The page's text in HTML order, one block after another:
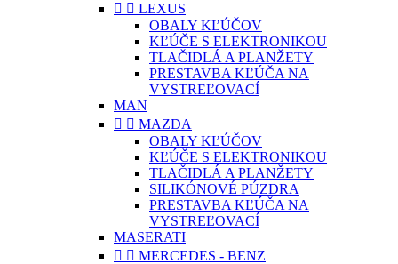
  LEXUS
OBALY KĽÚČOV
KĽÚČE S ELEKTRONIKOU
TLAČIDLÁ A PLANŽETY
PRESTAVBA KĽÚČA NA
VYSTREĽOVACÍ
MAN
  MAZDA
OBALY KĽÚČOV
KĽÚČE S ELEKTRONIKOU
TLAČIDLÁ A PLANŽETY
SILIKÓNOVÉ PÚZDRA
PRESTAVBA KĽÚČA NA
VYSTREĽOVACÍ
MASERATI
  MERCEDES - BENZ